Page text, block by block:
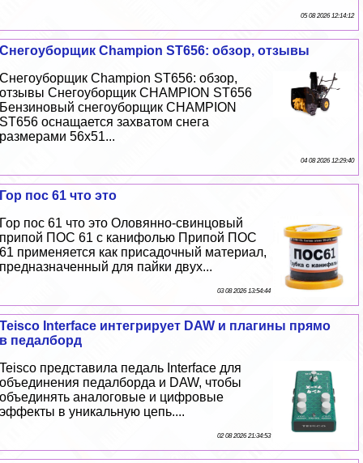
05 08 2026 12:14:12
Снегоуборщик Champion ST656: обзор, отзывы
Снегоуборщик Champion ST656: обзор,
отзывы Снегоуборщик CHAMPION ST656
Бензиновый снегоуборщик CHAMPION
ST656 оснащается захватом снега
размерами 56х51...
04 08 2026 12:29:40
Гор пос 61 что это
Гор пос 61 что это Оловянно-свинцовый
припой ПОС 61 с канифолью Припой ПОС
61 применяется как присадочный материал,
предназначенный для пайки двух...
03 08 2026 13:54:44
Teisco Interface интегрирует DAW и плагины прямо
в педалборд
Teisco представила педаль Interface для
объединения педалборда и DAW, чтобы
объединять аналоговые и цифровые
эффекты в уникальную цепь....
02 08 2026 21:34:53